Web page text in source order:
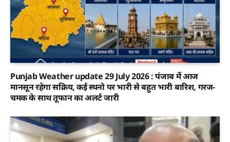
Punjab Weather update 29 July 2026 : पंजाब में आज
मानसून रहेगा सक्रिय, कई स्थनो पर भारी से बहुत भारी बारिश, गरज-
चमक के साथ तूफान का अलर्ट जारी